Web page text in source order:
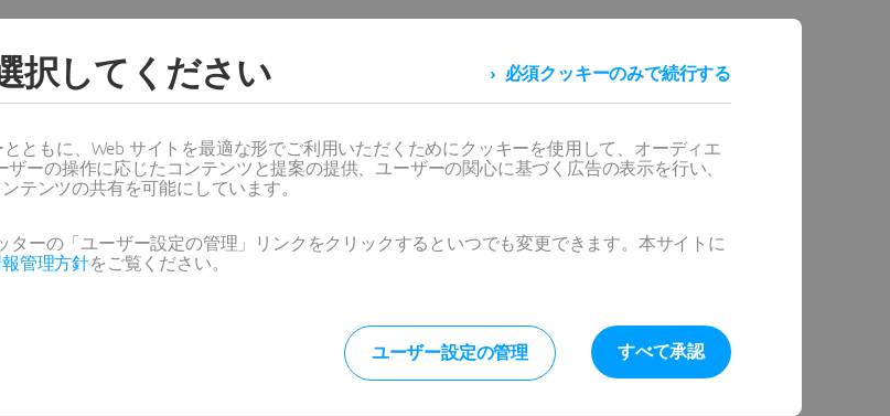
ート
をサポート
ョンを明瞭か
イルとして開
換する必要が
必須クッキーのみで続行する
択してください
ともに、Web サイトを最適な形でご利用いただくためにクッキーを使用して、オーディエ
ーの操作に応じたコンテンツと提案の提供、ユーザーの関心に基づく広告の表示を行い、
テンツの共有を可能にしています。
ーの「ユーザー設定の管理」リンクをクリックするといつでも変更できます。本サイトに
管理方針をご覧ください。
すべて承認
ユーザー設定の管理